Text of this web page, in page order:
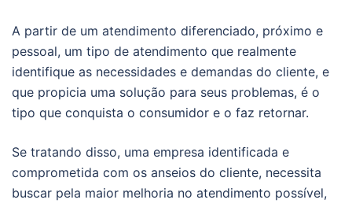
A partir de um atendimento diferenciado, próximo e
pessoal, um tipo de atendimento que realmente
identifique as necessidades e demandas do cliente, e
que propicia uma solução para seus problemas, é o
tipo que conquista o consumidor e o faz retornar.
Se tratando disso, uma empresa identificada e
comprometida com os anseios do cliente, necessita
buscar pela maior melhoria no atendimento possível,